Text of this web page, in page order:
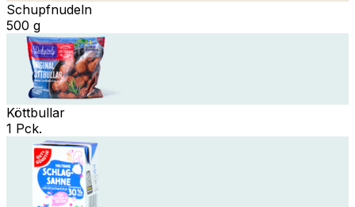
Schupfnudeln
500 g
Köttbullar
1 Pck.